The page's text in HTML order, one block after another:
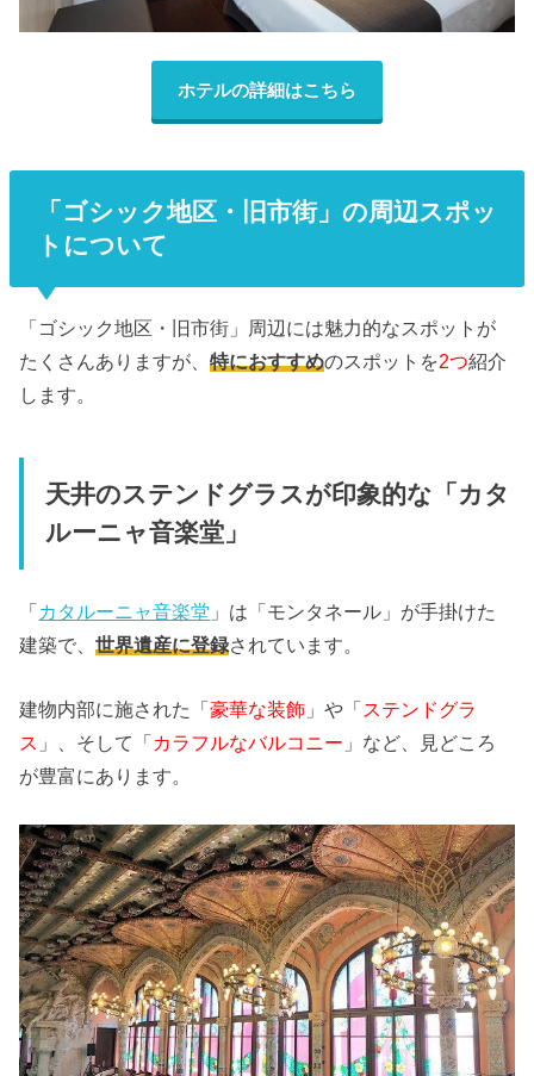
ホテルの詳細はこちら
「ゴシック地区・旧市街」の周辺スポッ
トについて
「ゴシック地区・旧市街」周辺には魅力的なスポットが
たくさんありますが、特におすすめのスポットを2つ紹介
します。
天井のステンドグラスが印象的な「カタ
ルーニャ音楽堂」
「カタルーニャ音楽堂 」は「モンタネール」が手掛けた
建築で、世界遺産に登録されています。
建物内部に施された「豪華な装飾 」や「 ステンドグラ
ス 」、そして「 カラフルなバルコニー 」など、見どころ
が豊富にあります。